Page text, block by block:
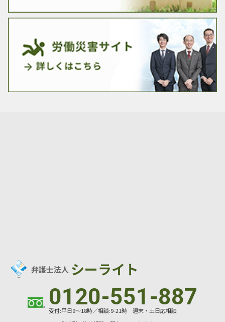
弁護士法人 シーライト
0120-551-887
受付:平日9～18時／相談:9-21時 週末・土日応相談